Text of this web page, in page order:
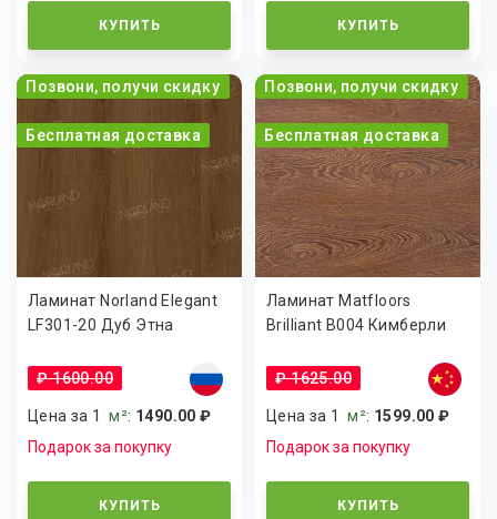
КУПИТЬ КУПИТЬ
Позвони, получи скидку
Бесплатная доставка
Ламинат Norland Elegant
LF301-20 Дуб Этна
₽ 1600.00
Цена за 1м²: 1490.00 ₽
Подарок за покупку
КУПИТЬ
Позвони, получи скидку
Бесплатная доставка
Ламинат Matfloors
Brilliant B004 Кимберли
₽ 1625.00
Цена за 1м²: 1599.00 ₽
Подарок за покупку
КУПИТЬ